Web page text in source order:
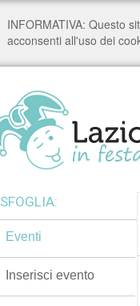
SFOGLIA:
Eventi
Inserisci evento